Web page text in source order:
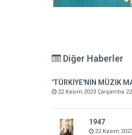
Diğer Haberler
'TÜRKİYE'NİN MÜZİK
22 Kasım 2023 Çarşamba
1947
22 Kasım